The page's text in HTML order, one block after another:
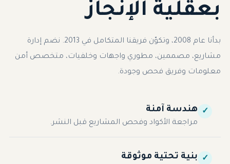
بعقلية الإنجاز
بدأنا عام 2008، وتكوّن فريقنا المتكامل في 2013. نضم إدارة
مشاريع، مصممين، مطوري واجهات وخلفيات، متخصص أمن
معلومات وفريق فحص وجودة.
✓ هندسة آمنة
مراجعة الأكواد وفحص المشاريع قبل النشر.
✓ بنية تحتية موثوقة